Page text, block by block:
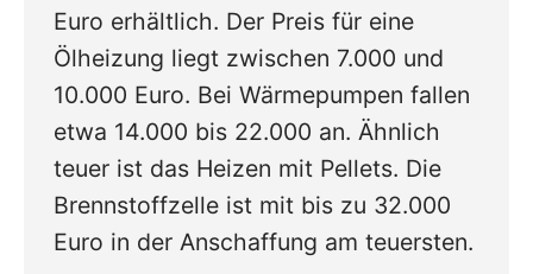
Euro erhältlich. Der Preis für eine
Ölheizung liegt zwischen 7.000 und
10.000 Euro. Bei Wärmepumpen fallen
etwa 14.000 bis 22.000 an. Ähnlich
teuer ist das Heizen mit Pellets. Die
Brennstoffzelle ist mit bis zu 32.000
Euro in der Anschaffung am teuersten.